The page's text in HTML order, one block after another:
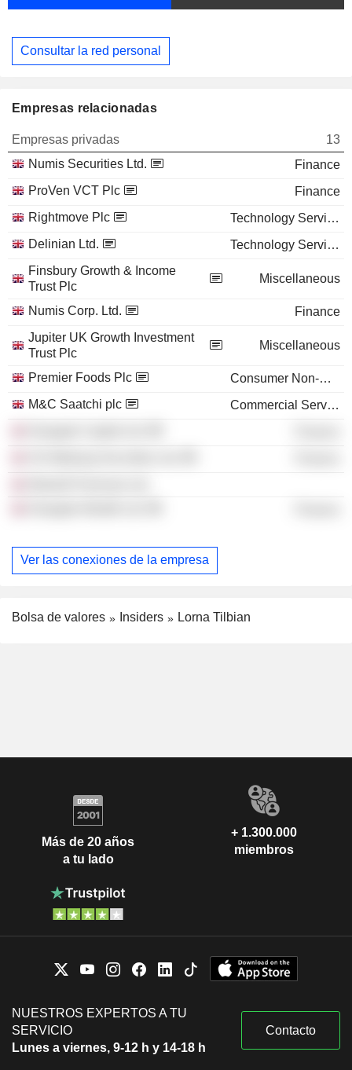
Consultar la red personal
Empresas relacionadas
Empresas privadas
13
Numis Securities Ltd.
Finance
ProVen VCT Plc
Finance
Rightmove Plc
Technology Services
Delinian Ltd.
Technology Services
Finsbury Growth & Income
Trust Plc
Miscellaneous
Numis Corp. Ltd.
Finance
Jupiter UK Growth Investment
Trust Plc
Miscellaneous
Premier Foods Plc
Consumer Non-Durables
M&C Saatchi plc
Commercial Services
Ver las conexiones de la empresa
Bolsa de valores Insiders Lorna Tilbian
Más de 20 años
a tu lado
+ 1.300.000
miembros
NUESTROS EXPERTOS A TU
SERVICIO
Lunes a viernes, 9-12 h y 14-18 h
Contacto